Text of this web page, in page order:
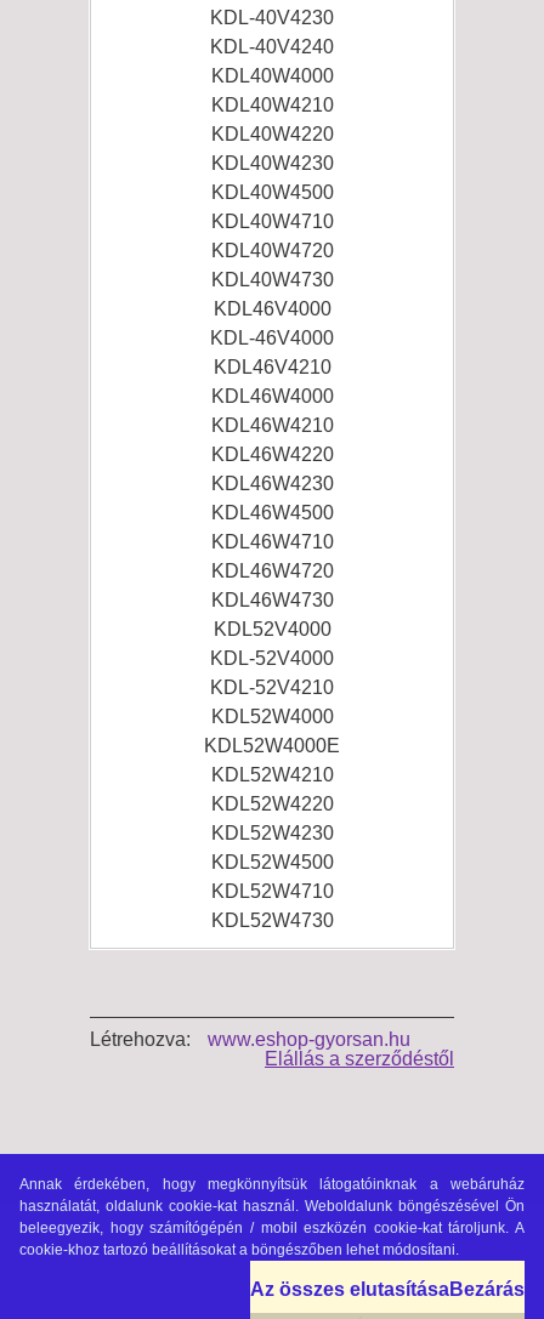
Annak érdekében, hogy megkönnyítsük látogatóinknak a webáruház
használatát, oldalunk cookie-kat használ. Weboldalunk böngészésével Ön
beleegyezik, hogy számítógépén / mobil eszközén cookie-kat tároljunk. A
cookie-khoz tartozó beállításokat a böngészőben lehet módosítani.
Az összes elutasításaBezárás
KDL-40V4230
KDL-40V4240
KDL40W4000
KDL40W4210
KDL40W4220
KDL40W4230
KDL40W4500
KDL40W4710
KDL40W4720
KDL40W4730
KDL46V4000
KDL-46V4000
KDL46V4210
KDL46W4000
KDL46W4210
KDL46W4220
KDL46W4230
KDL46W4500
KDL46W4710
KDL46W4720
KDL46W4730
KDL52V4000
KDL-52V4000
KDL-52V4210
KDL52W4000
KDL52W4000E
KDL52W4210
KDL52W4220
KDL52W4230
KDL52W4500
KDL52W4710
KDL52W4730
Létrehozva:
www.eshop-gyorsan.hu
Elállás a szerződéstől